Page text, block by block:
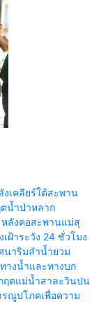
เคลียร์ใต้สะพาน
น้ำป่าหลาก
ลังคอสะพานแม่สุ
ฝ้าระวัง 24 ชั่วโมง
าริมลำน้ำยวม
างน้ำและทางบก
ฤตแม่น้ำสาละวินปน
ณูปโภคเพื่อความ